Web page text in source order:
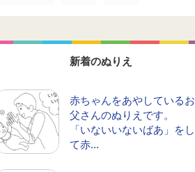
新着のぬりえ
赤ちゃんをあやしているお
父さんのぬりえです。
「いないいないばあ」をし
て赤...